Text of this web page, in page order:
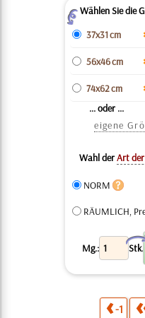
ZWählen Sie die
37x31 cm
56x46 cm
74x62 cm
... oder ...
eigene
Wahl derArt
NORM
RÄUMLICH,
Mg.: Stk.
X
-1